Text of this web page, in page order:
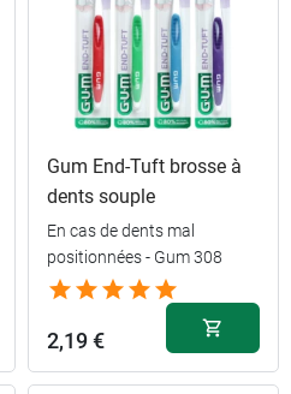
Gum End-Tuft brosse à
dents souple
En cas de dents mal
positionnées - Gum 308
2,19 €